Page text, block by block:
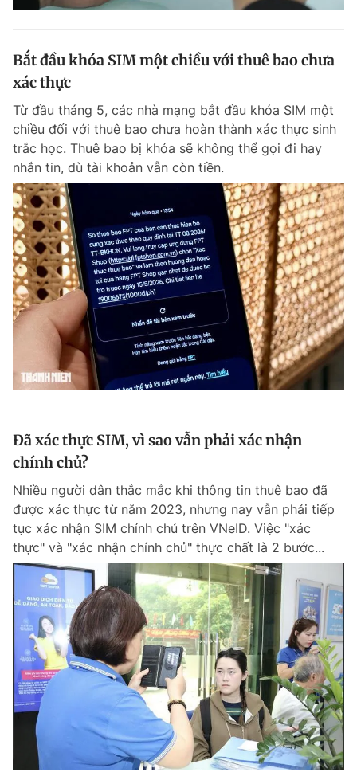
Bắt đầu khóa SIM một chiều với thuê bao chưa
xác thực
Từ đầu tháng 5, các nhà mạng bắt đầu khóa SIM một
chiều đối với thuê bao chưa hoàn thành xác thực sinh
trắc học. Thuê bao bị khóa sẽ không thể gọi đi hay
nhắn tin, dù tài khoản vẫn còn tiền.
Đã xác thực SIM, vì sao vẫn phải xác nhận
chính chủ?
Nhiều người dân thắc mắc khi thông tin thuê bao đã
được xác thực từ năm 2023, nhưng nay vẫn phải tiếp
tục xác nhận SIM chính chủ trên VNeID. Việc "xác
thực" và "xác nhận chính chủ" thực chất là 2 bước...